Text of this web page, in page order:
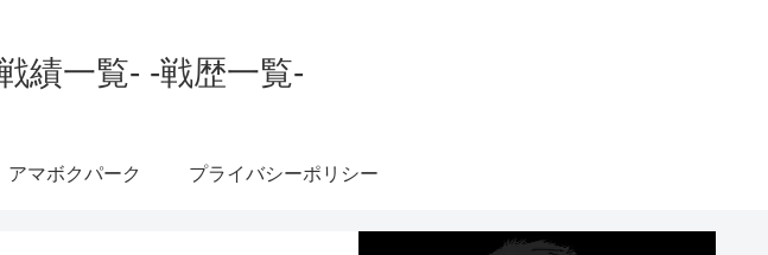
績一覧- -戦歴一覧-
アマボクパーク プライバシーポリシー